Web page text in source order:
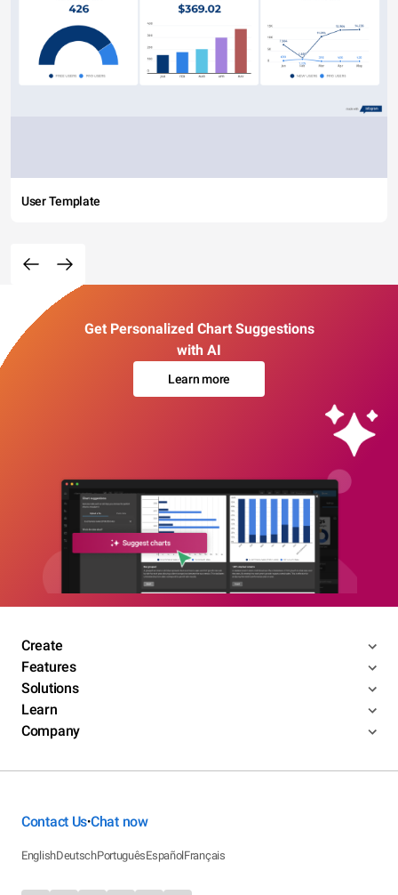
User Template
Get Personalized Chart Suggestions
with AI
Learn more
Create
Features
Solutions
Learn
Company
Contact Us•Chat now
EnglishDeutschPortuguêsEspañolFrançais